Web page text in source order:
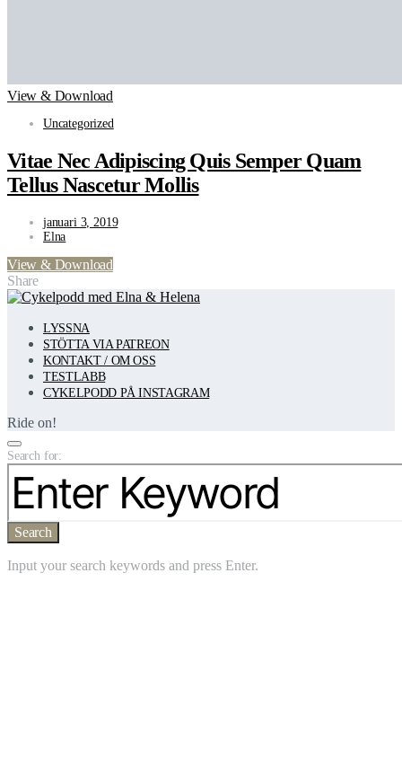
View & Download
Uncategorized
Vitae Nec Adipiscing Quis Semper Quam
Tellus Nascetur Mollis
januari 3, 2019
Elna
View & Download
Share
LYSSNA
STÖTTA VIA PATREON
KONTAKT / OM OSS
TESTLABB
CYKELPODD PÅ INSTAGRAM
Ride on!
Search for:
Search
Input your search keywords and press Enter.